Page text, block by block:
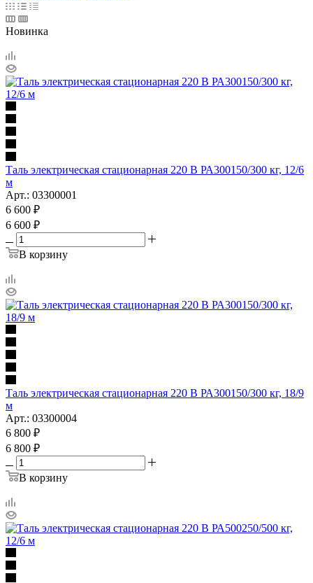
Новинка
Таль электрическая стационарная 220 В РА300150/300 кг, 12/6
м
Арт.: 03300001
6 600 ₽
6 600 ₽
В корзину
Таль электрическая стационарная 220 В РА300150/300 кг, 18/9
м
Арт.: 03300004
6 800 ₽
6 800 ₽
В корзину